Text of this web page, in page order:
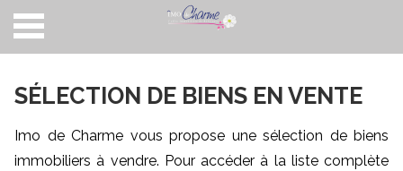
Nos biens
Acheter
SÉLECTION DE BIENS EN VENTE
Imo de Charme vous propose une sélection de biens
immobiliers à vendre. Pour accéder à la liste complète